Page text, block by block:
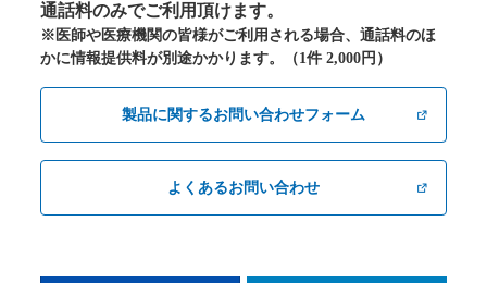
通話料のみでご利用頂けます。
※医師や医療機関の皆様がご利用される場合、通話料のほ
かに情報提供料が別途かかります。（1件 2,000円）
製品に関するお問い合わせフォーム
よくあるお問い合わせ